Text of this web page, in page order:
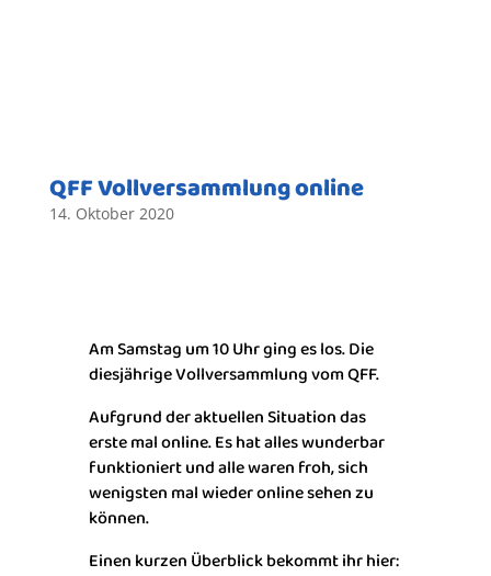
QFF Vollversammlung online
14. Oktober 2020
Am Samstag um 10 Uhr ging es los. Die
diesjährige Vollversammlung vom QFF.
Aufgrund der aktuellen Situation das
erste mal online. Es hat alles wunderbar
funktioniert und alle waren froh, sich
wenigsten mal wieder online sehen zu
können.
Einen kurzen Überblick bekommt ihr hier: